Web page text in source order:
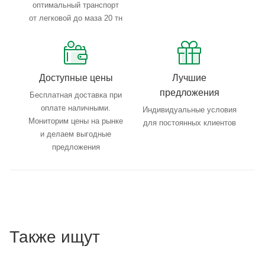
оптимальный транспорт
от легковой до маза 20 тн
Доступные цены
Бесплатная доставка при
оплате наличными.
Мониторим цены на рынке
и делаем выгодные
предложения
Лучшие
предложения
Индивидуальные условия
для постоянных клиентов
Также ищут